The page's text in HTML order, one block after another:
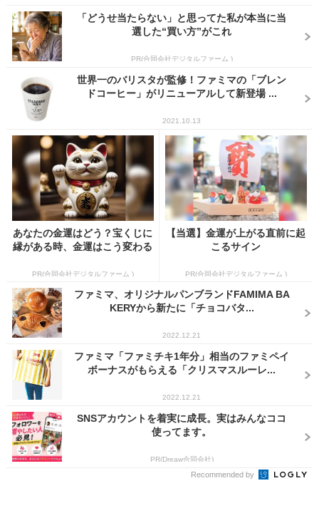
「どうせ当たらない」と思ってた私が本当に当
選した“買い方”がこれ
PR(合同会社デジタルファーム )
世界一のバリスタが監修！ファミマの「ブレン
ドコーヒー」がリニューアルして新登場 ...
2021.10.13
あなたの金運はどう？宝くじに
縁がある時、金運はこう変わる
PR(合同会社デジタルファーム )
【当選】金運が上がる直前に起
こるサイン
PR(合同会社デジタルファーム )
ファミマ、オリジナルパンブランドFAMIMA BA
KERYから新たに「チョコバタ...
2022.12.21
ファミマ「ファミチキ1年分」相当のファミペイ
ボーナスがもらえる「クリスマスルーレ...
2022.12.21
SNSアカウントを着実に成長。実はみんなココ
使ってます。
PR(Dreaw合同会社)
Recommended by